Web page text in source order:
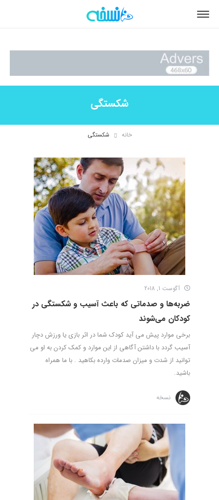
شکستگی
خانه شکستگی
آگوست 1, 2018
ضربه‌ها و صدماتی که باعث آسیب و شکستگی در
کودکان می‌شوند
برخی موارد پیش می آید کودک شما در اثر بازی یا ورزش دچار
آسیب گردد با داشتن آگاهی از این موارد و کمک کردن به او می
توانید از شدت و میزان صدمات وارده بکاهید . با ما همراه
باشید.
نسخه